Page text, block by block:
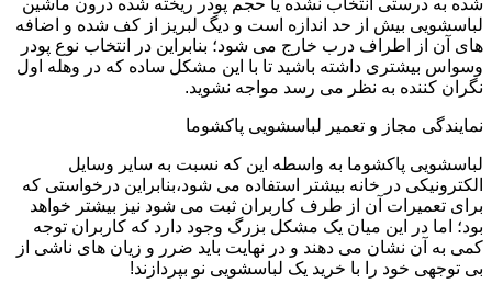
لباسشویی بیش از حد اندازه است و دیگ لبریز از کف شده و اضافه
های آن از اطراف درب خارج می شود؛ بنابراین در انتخاب نوع پودر
وسواس بیشتری داشته باشید تا با این مشکل ساده که در وهله اول
نگران کننده به نظر می رسد مواجه نشوید.
نمایندگی مجاز و تعمیر لباسشویی پاکشوما
لباسشویی پاکشوما به واسطه این که نسبت به سایر وسایل
الکترونیکی در خانه بیشتر استفاده می شود،بنابراین درخواستی که
برای تعمیرات آن از طرف کاربران ثبت می شود نیز بیشتر خواهد
بود؛ اما در این میان یک مشکل بزرگ وجود دارد که کاربران توجه
کمی به آن نشان می دهند و در نهایت باید ضرر و زیان های ناشی از
بی توجهی خود را با خرید یک لباسشویی نو بپردازند!